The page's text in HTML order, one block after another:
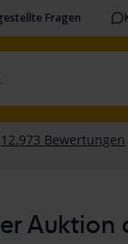
Fragen
Auktion